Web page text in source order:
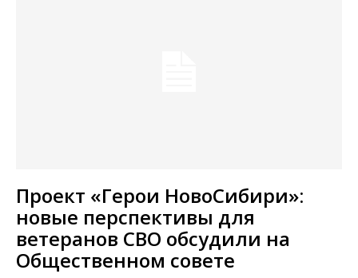
Проект «Герои НовоСибири»:
новые перспективы для
ветеранов СВО обсудили на
Общественном совете